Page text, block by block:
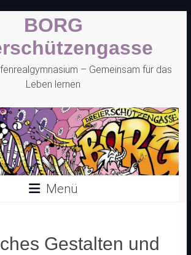
BORG
– Gemeinsam für das
Leben lernen
Menü
Gestalten und